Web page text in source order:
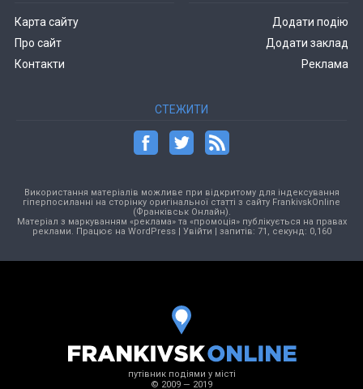
Карта сайту
Про сайт
Контакти
Додати подію
Додати заклад
Реклама
СТЕЖИТИ
Використання матеріалів можливе при відкритому для індексування
гіперпосиланні на сторінку оригінальної статті з сайту FrankivskOnline
(Франківськ Онлайн).
Матеріал з маркуванням «реклама» та «промоція» публікується на правах
реклами. Працює на WordPress| Увійти | запитів: 71, секунд: 0,160
путівник подіями у місті
© 2009 — 2019